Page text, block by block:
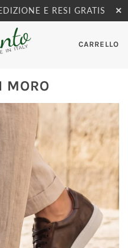
E RESI GRATIS ✕
CARRELLO
MORO